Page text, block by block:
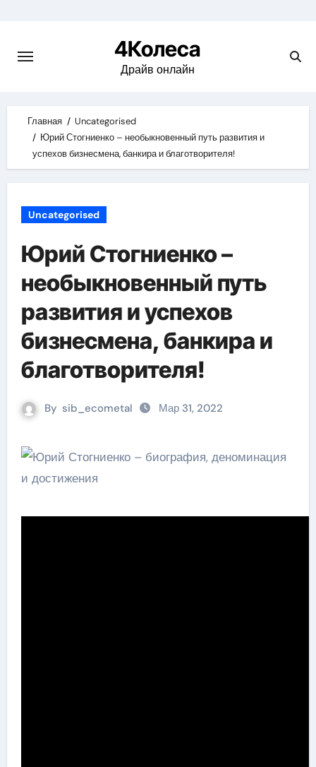
content
4Колеса
Драйв онлайн
Главная
Uncategorised
Юрий Стогниенко – необыкновенный путь развития и
успехов бизнесмена, банкира и благотворителя!
Uncategorised
Юрий Стогниенко –
необыкновенный путь
развития и успехов
бизнесмена, банкира и
благотворителя!
By sib_ecometal Мар 31, 2022